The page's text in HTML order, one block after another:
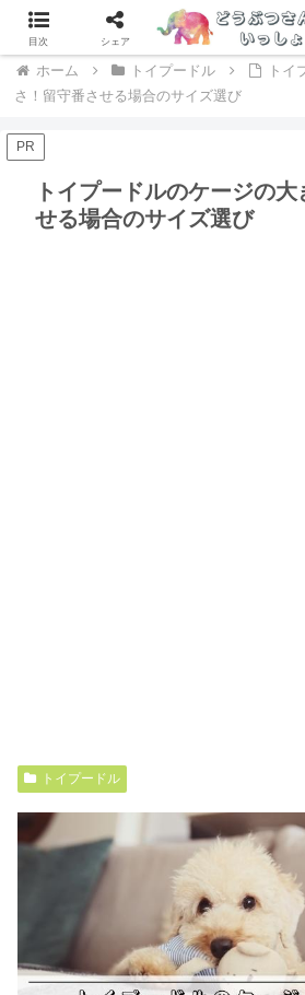
専門家が辛口レビュー！ドッグフードお
ホーム トイプードル
トイ
さ！留守番させる場合のサイズ選び
PR
トイプードルのケージの
せる場合のサイズ選び
トイプードル
目次 シェア